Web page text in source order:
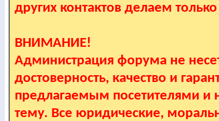
других контактов делаем
ВНИМАНИЕ!
Администрация форума не
достоверность, качество и
предлагаемым посетителями и
тему. Все юридические,